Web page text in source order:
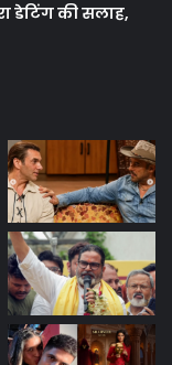
डेटिंग की सलाह,